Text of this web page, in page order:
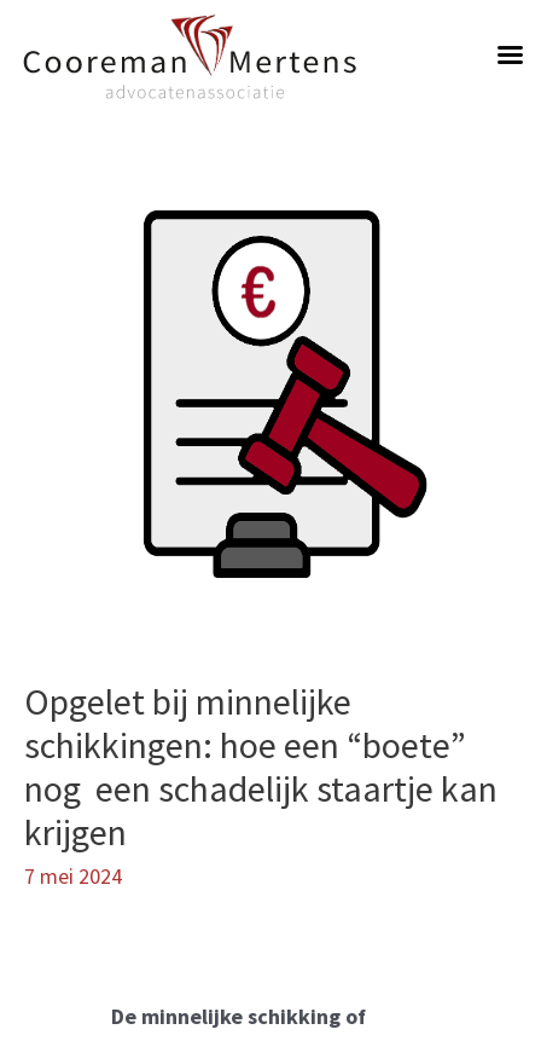
Opgelet bij minnelijke
schikkingen: hoe een “boete”
nog een schadelijk staartje kan
krijgen
7 mei 2024
De minnelijke schikking of